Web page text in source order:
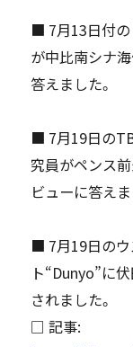
■ 7月13日付の
が中比南シナ
答えました。
■ 7月19日の
究員がペンス
ビューに答えま
■ 7月19日のウ
ト“Dunyo”に
されました。
□ 記事: